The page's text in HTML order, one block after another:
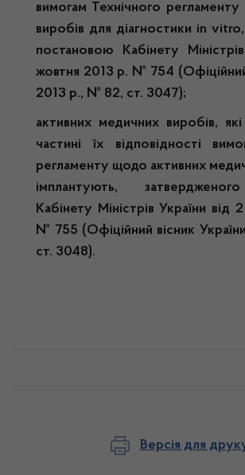
вимогам Технічного
виробів для діагностики in
постановою Кабінету
жовтня 2013 р. № 754 (Офіц
2013 р., № 82, ст. 3047);
активних медичних виробів,
частині їх відповідності
регламенту щодо активних
імплантують,
Кабінету Міністрів України від
№ 755 (Офіційний вісник
ст. 3048).
Версія для